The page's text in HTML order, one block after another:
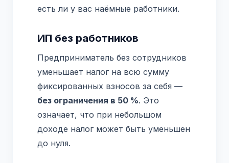
есть ли у вас наёмные работники.
ИП без работников
Предприниматель без сотрудников
уменьшает налог на всю сумму
фиксированных взносов за себя —
без ограничения в 50 %. Это
означает, что при небольшом
доходе налог может быть уменьшен
до нуля.